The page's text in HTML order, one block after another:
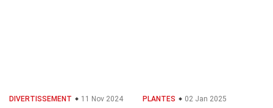
DIVERTISSEMENT 11 Nov 2024 PLANTES 02 Jan 2025